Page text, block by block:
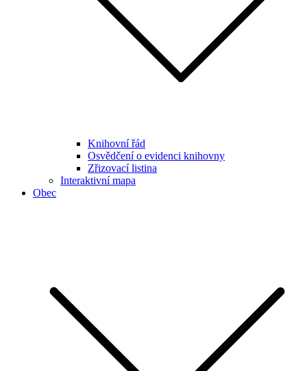
Knihovní řád
Osvědčení o evidenci knihovny
Zřizovací listina
Interaktivní mapa
Obec